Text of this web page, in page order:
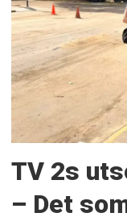
TV 2s
– Det